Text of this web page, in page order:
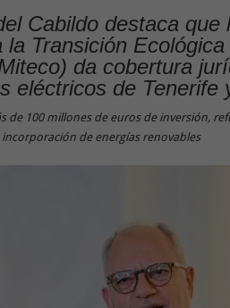
Cabildo destaca que
la Transición
da cobertura
eléctricos de Tenerife
de 100 millones de euros de inversión,
incorporación de energías renovables